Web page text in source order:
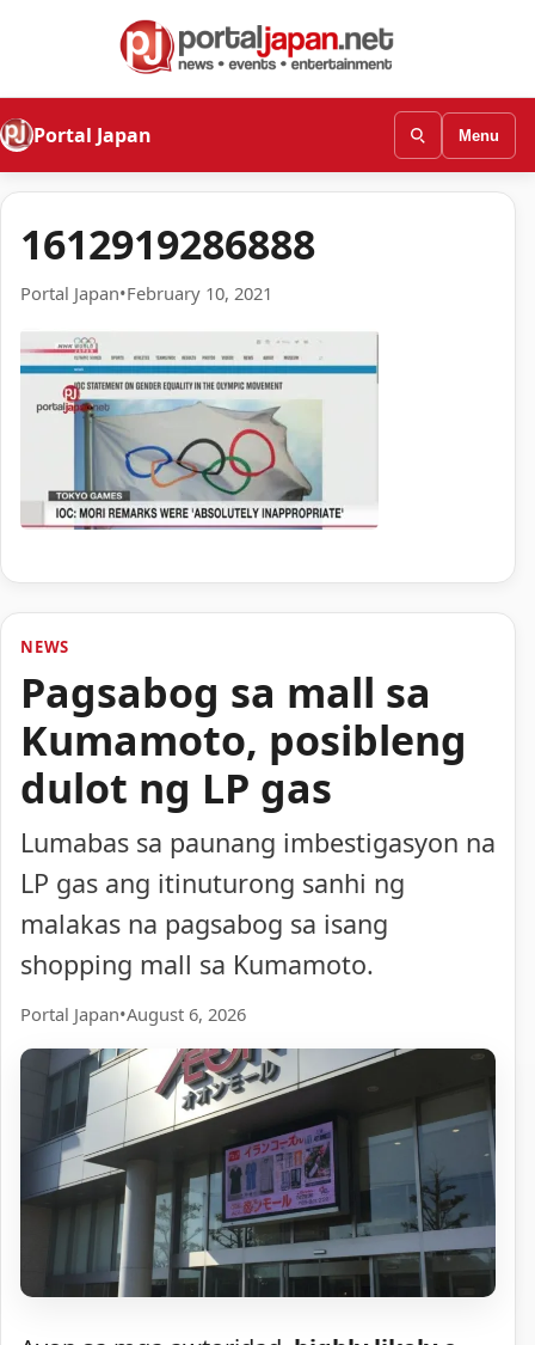
Portal Japan Menu
1612919286888
Portal Japan•February 10, 2021
NEWS
Pagsabog sa mall sa
Kumamoto, posibleng
dulot ng LP gas
Lumabas sa paunang imbestigasyon na
LP gas ang itinuturong sanhi ng
malakas na pagsabog sa isang
shopping mall sa Kumamoto.
Portal Japan•August 6, 2026